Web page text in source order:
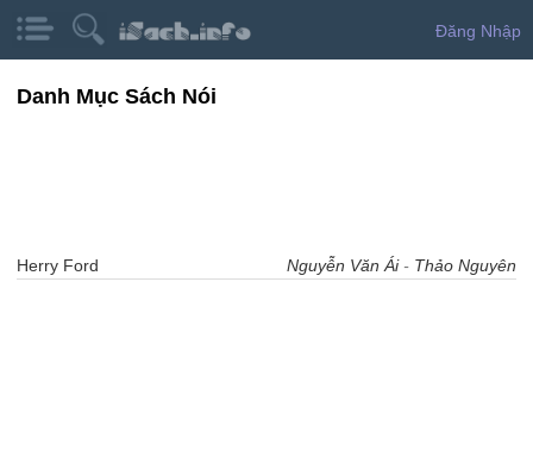
Đăng Nhập
Danh Mục Sách Nói
Herry Ford Nguyễn Văn Ái- Thảo Nguyên